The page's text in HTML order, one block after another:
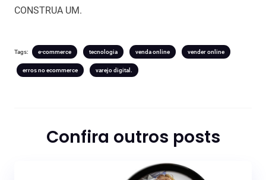
CONSTRUA UM.
Tags: e-commerce tecnologia venda online vender online
erros no ecommerce varejo digital.
Confira outros posts